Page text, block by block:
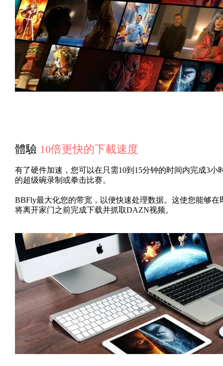
體驗 10倍更快的下載速度
有了硬件加速，您可以在只需10到15分钟的时间内完成3小
的超级碗录制或拳击比赛。
BBFly最大化您的带宽，以便快速处理数据。这使您能够在
将离开家门之前完成下载并抓取DAZN视频。